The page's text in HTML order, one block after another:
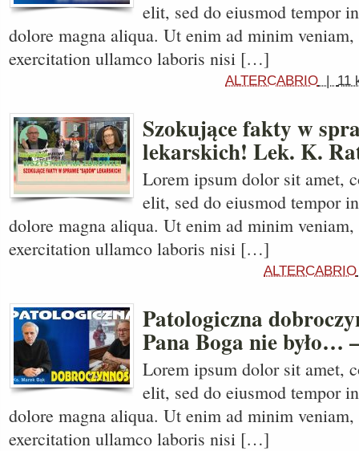
elit, sed do eiusmod tempor
dolore magna aliqua. Ut enim ad minim
exercitation ullamco laboris nisi […]
ALTERCABRIO | 11
Szokujące fakty w
lekarskich! Lek. K.
Lorem ipsum dolor sit amet,
elit, sed do eiusmod tempor
dolore magna aliqua. Ut enim ad minim
exercitation ullamco laboris nisi […]
ALTERCABRIO
Patologiczna
Pana Boga nie było…
Lorem ipsum dolor sit amet,
elit, sed do eiusmod tempor
dolore magna aliqua. Ut enim ad minim
exercitation ullamco laboris nisi […]